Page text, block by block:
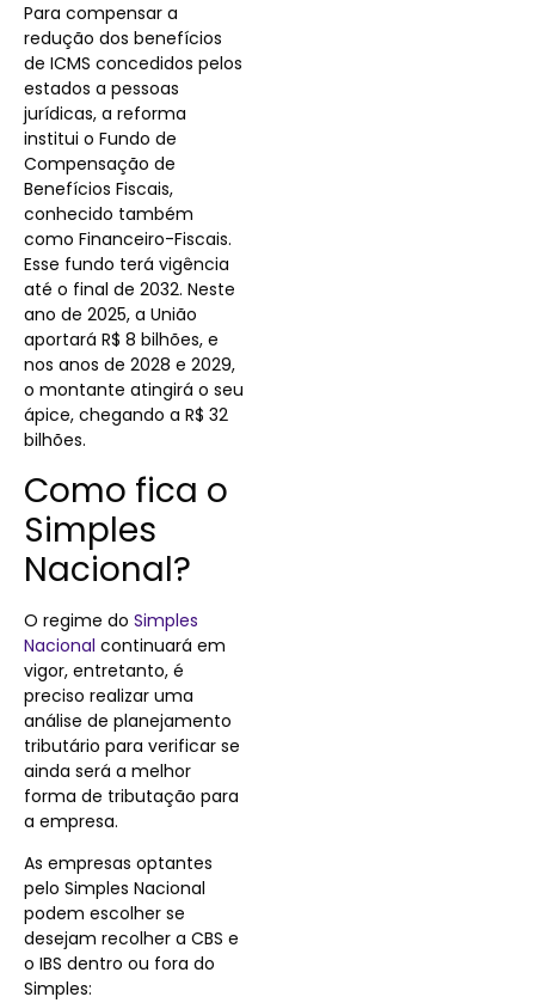
Para compensar a
redução dos benefícios
de ICMS concedidos pelos
estados a pessoas
jurídicas, a reforma
institui o Fundo de
Compensação de
Benefícios Fiscais,
conhecido também
como Financeiro-Fiscais.
Esse fundo terá vigência
até o final de 2032. Neste
ano de 2025, a União
aportará R$ 8 bilhões, e
nos anos de 2028 e 2029,
o montante atingirá o seu
ápice, chegando a R$ 32
bilhões.
Como fica o
Simples
Nacional?
O regime do Simples
Nacional continuará em
vigor, entretanto, é
preciso realizar uma
análise de planejamento
tributário para verificar se
ainda será a melhor
forma de tributação para
a empresa.
As empresas optantes
pelo Simples Nacional
podem escolher se
desejam recolher a CBS e
o IBS dentro ou fora do
Simples: